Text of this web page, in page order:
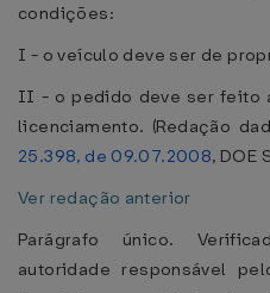
condições:
I - o veículo deve ser de
II - o pedido deve ser feito
licenciamento. (Redação
25.398, de 09.07.2008, DOE
Ver redação anterior
Parágrafo único.
autoridade responsável